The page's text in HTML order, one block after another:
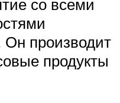
со всеми
Он производит
продукты